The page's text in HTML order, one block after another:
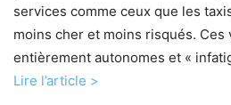
services comme ceux que les
moins cher et moins risqués.
entièrement autonomes et «
Lire l’article >